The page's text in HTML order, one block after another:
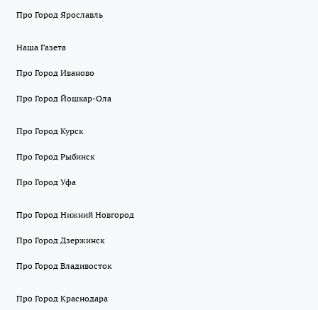
Про Город Ярославль
Наша Газета
Про Город Иваново
Про Город Йошкар-Ола
Про Город Курск
Про Город Рыбинск
Про Город Уфа
Про Город Нижний Новгород
Про Город Дзержинск
Про Город Владивосток
Про Город Краснодара